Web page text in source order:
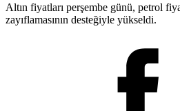
Altın fiyatları perşembe günü, petrol
zayıflamasının desteğiyle yükseldi.